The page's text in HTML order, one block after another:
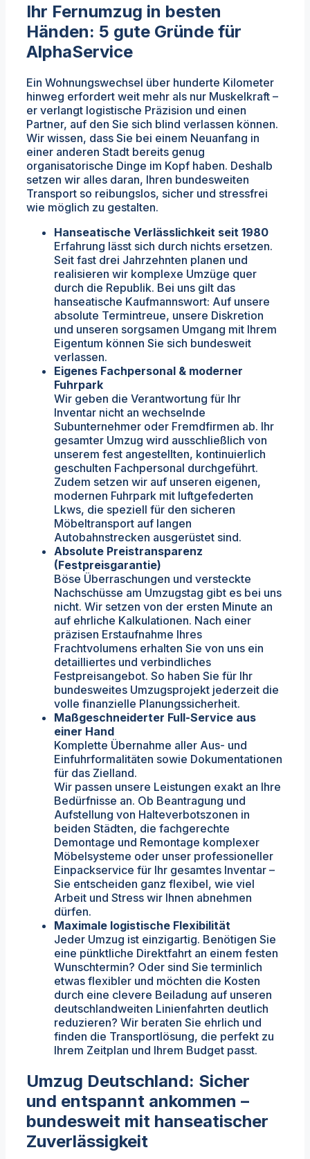
Ihr Fernumzug in besten
Händen: 5 gute Gründe für
AlphaService
Ein Wohnungswechsel über hunderte Kilometer
hinweg erfordert weit mehr als nur Muskelkraft –
er verlangt logistische Präzision und einen
Partner, auf den Sie sich blind verlassen können.
Wir wissen, dass Sie bei einem Neuanfang in
einer anderen Stadt bereits genug
organisatorische Dinge im Kopf haben. Deshalb
setzen wir alles daran, Ihren bundesweiten
Transport so reibungslos, sicher und stressfrei
wie möglich zu gestalten.
Hanseatische Verlässlichkeit seit 1980
Erfahrung lässt sich durch nichts ersetzen.
Seit fast drei Jahrzehnten planen und
realisieren wir komplexe Umzüge quer
durch die Republik. Bei uns gilt das
hanseatische Kaufmannswort: Auf unsere
absolute Termintreue, unsere Diskretion
und unseren sorgsamen Umgang mit Ihrem
Eigentum können Sie sich bundesweit
verlassen.
Eigenes Fachpersonal & moderner
Fuhrpark
Wir geben die Verantwortung für Ihr
Inventar nicht an wechselnde
Subunternehmer oder Fremdfirmen ab. Ihr
gesamter Umzug wird ausschließlich von
unserem fest angestellten, kontinuierlich
geschulten Fachpersonal durchgeführt.
Zudem setzen wir auf unseren eigenen,
modernen Fuhrpark mit luftgefederten
Lkws, die speziell für den sicheren
Möbeltransport auf langen
Autobahnstrecken ausgerüstet sind.
Absolute Preistransparenz
(Festpreisgarantie)
Böse Überraschungen und versteckte
Nachschüsse am Umzugstag gibt es bei uns
nicht. Wir setzen von der ersten Minute an
auf ehrliche Kalkulationen. Nach einer
präzisen Erstaufnahme Ihres
Frachtvolumens erhalten Sie von uns ein
detailliertes und verbindliches
Festpreisangebot. So haben Sie für Ihr
bundesweites Umzugsprojekt jederzeit die
volle finanzielle Planungssicherheit.
Maßgeschneiderter Full-Service aus
einer Hand
Komplette Übernahme aller Aus- und
Einfuhrformalitäten sowie Dokumentationen
für das Zielland.
Wir passen unsere Leistungen exakt an Ihre
Bedürfnisse an. Ob Beantragung und
Aufstellung von Halteverbotszonen in
beiden Städten, die fachgerechte
Demontage und Remontage komplexer
Möbelsysteme oder unser professioneller
Einpackservice für Ihr gesamtes Inventar –
Sie entscheiden ganz flexibel, wie viel
Arbeit und Stress wir Ihnen abnehmen
dürfen.
Maximale logistische Flexibilität
Jeder Umzug ist einzigartig. Benötigen Sie
eine pünktliche Direktfahrt an einem festen
Wunschtermin? Oder sind Sie terminlich
etwas flexibler und möchten die Kosten
durch eine clevere Beiladung auf unseren
deutschlandweiten Linienfahrten deutlich
reduzieren? Wir beraten Sie ehrlich und
finden die Transportlösung, die perfekt zu
Ihrem Zeitplan und Ihrem Budget passt.
Umzug Deutschland: Sicher
und entspannt ankommen –
bundesweit mit hanseatischer
Zuverlässigkeit